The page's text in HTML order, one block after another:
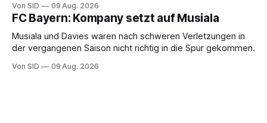
Von SID 09 Aug. 2026
FC Bayern: Kompany setzt auf Musiala
Musiala und Davies waren nach schweren Verletzungen in
der vergangenen Saison nicht richtig in die Spur gekommen.
Von SID 09 Aug. 2026